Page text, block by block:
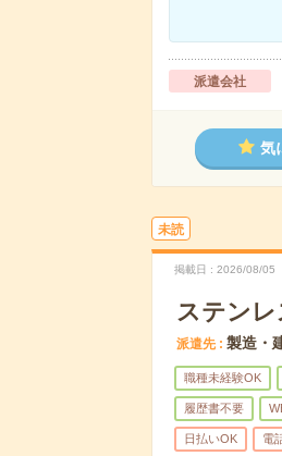
派遣会社
気
未読
掲載日 2026/08/05
ステン
派遣先 製造・
職種未経験OK
履歴書不要
日払いOK 電